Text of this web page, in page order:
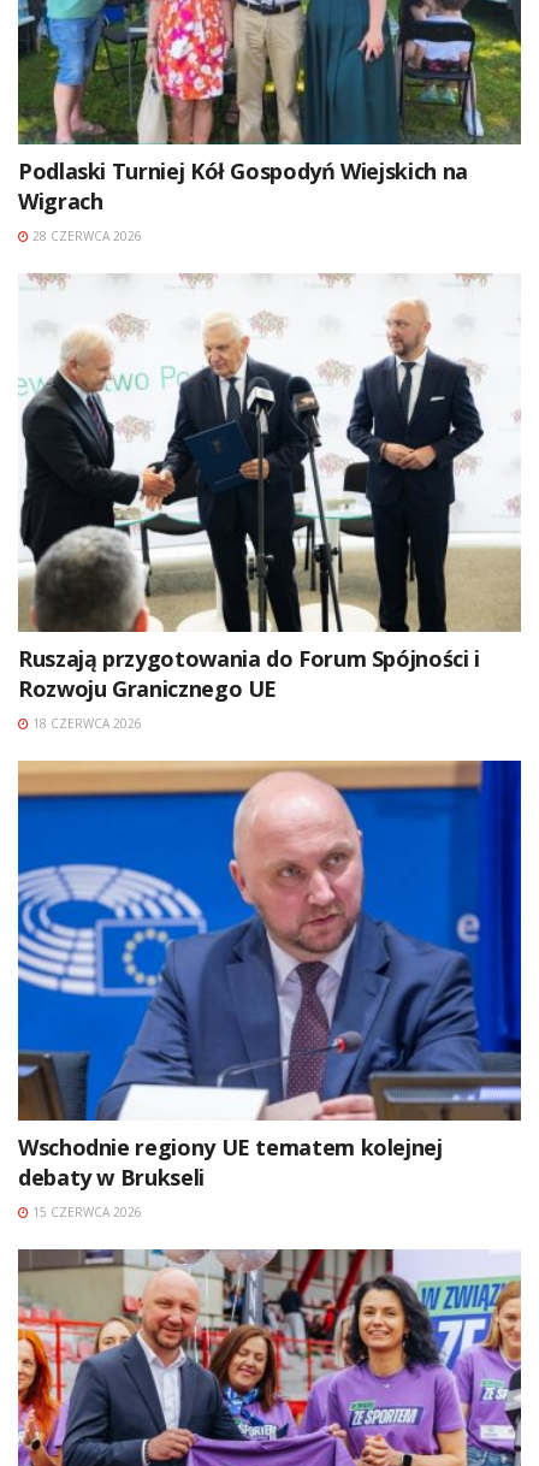
Podlaski Turniej Kół Gospodyń Wiejskich na
Wigrach
28 CZERWCA 2026
Ruszają przygotowania do Forum Spójności i
Rozwoju Granicznego UE
18 CZERWCA 2026
Wschodnie regiony UE tematem kolejnej
debaty w Brukseli
15 CZERWCA 2026